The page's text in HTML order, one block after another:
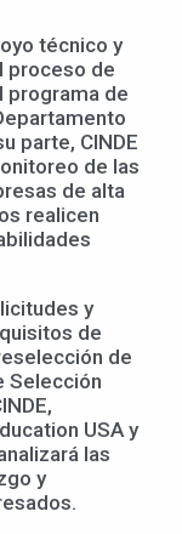
técnico y
proceso de
programa de
parte, CINDE
de las
de alta
realicen
y
de
de
Selección
USA y
las
y